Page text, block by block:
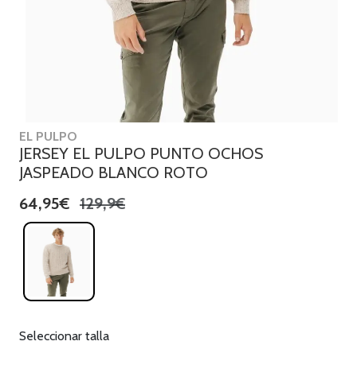
EL PULPO
JERSEY EL PULPO PUNTO OCHOS
JASPEADO BLANCO ROTO
64,95€ 129,9€
Seleccionar talla